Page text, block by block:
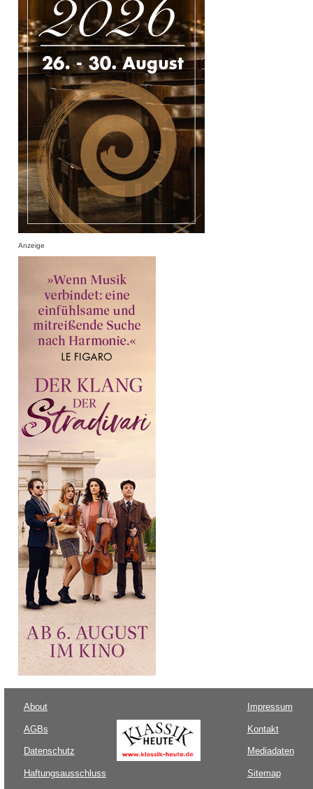
Anzeige
About
AGBs
Datenschutz
Haftungsausschluss
Impressum
Kontakt
Mediadaten
Sitemap